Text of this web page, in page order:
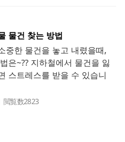
물건 찾는 방법
중한 물건을 놓고 내렸을때,
은~?? 지하철에서 물건을 잃
스트레스를 받을 수 있습니
閲覧数2823